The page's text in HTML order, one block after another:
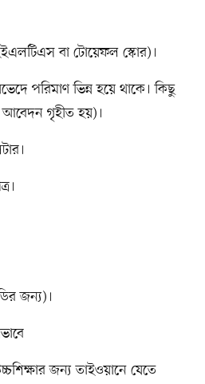
বা টোয়েফল স্কোর)।
পরিমাণ ভিন্ন হয়ে থাকে। কিছু
আবেদন গৃহীত হয়)।
জন্য)।
জন্য তাইওয়ানে যেতে